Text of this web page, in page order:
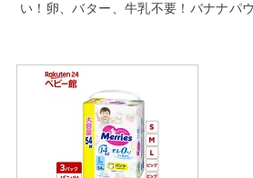
い！卵、バター、牛乳不要！バナナパ